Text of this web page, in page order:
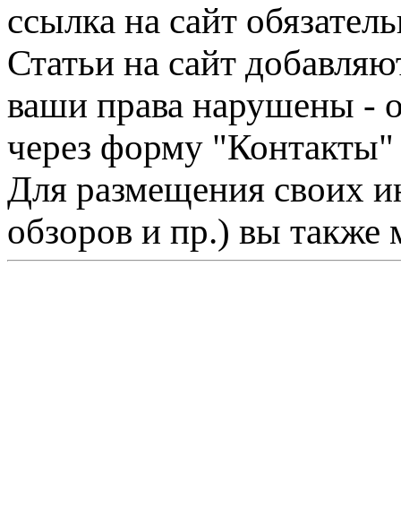
ссылка на сайт
Статьи на сайт
ваши права нарушены -
через форму "Контакты"
Для размещения своих
обзоров и пр.) вы также